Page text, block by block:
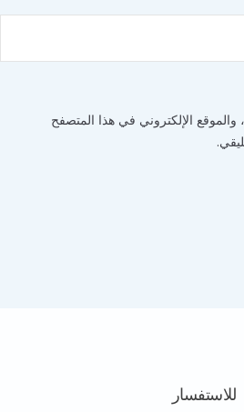
الإلكتروني في هذا المتصفح
للاستفسار